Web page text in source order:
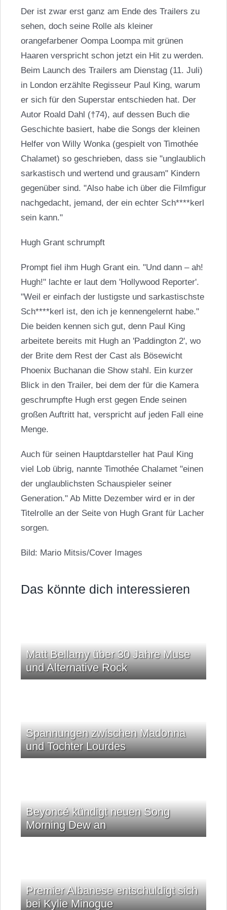
Der ist zwar erst ganz am Ende des Trailers zu
sehen, doch seine Rolle als kleiner
orangefarbener Oompa Loompa mit grünen
Haaren verspricht schon jetzt ein Hit zu werden.
Beim Launch des Trailers am Dienstag (11. Juli)
in London erzählte Regisseur Paul King, warum
er sich für den Superstar entschieden hat. Der
Autor Roald Dahl (†74), auf dessen Buch die
Geschichte basiert, habe die Songs der kleinen
Helfer von Willy Wonka (gespielt von Timothée
Chalamet) so geschrieben, dass sie "unglaublich
sarkastisch und wertend und grausam" Kindern
gegenüber sind. "Also habe ich über die Filmfigur
nachgedacht, jemand, der ein echter Sch****kerl
sein kann."
Hugh Grantschrumpft
Prompt fiel ihm Hugh Grantein. "Und dann – ah!
Hugh!" lachte er laut dem 'Hollywood Reporter'.
"Weil er einfach der lustigste und sarkastischste
Sch****kerl ist, den ich je kennengelernt habe."
Die beiden kennen sich gut, denn Paul King
arbeitete bereits mit Hugh an 'Paddington 2', wo
der Brite dem Rest der Cast als Bösewicht
Phoenix Buchanan die Show stahl. Ein kurzer
Blick in den Trailer, bei dem der für die Kamera
geschrumpfte Hugh erst gegen Ende seinen
großen Auftritt hat, verspricht auf jeden Fall eine
Menge.
Auch für seinen Hauptdarsteller hat Paul King
viel Lob übrig, nannte Timothée Chalamet "einen
der unglaublichsten Schauspieler seiner
Generation." Ab Mitte Dezember wird er in der
Titelrolle an der Seite von Hugh Grant für Lacher
sorgen.
Bild: Mario Mitsis/Cover Images
Das könnte dich interessieren
Matt Bellamy über 30 Jahre Muse
und Alternative Rock
Spannungen zwischen Madonna
und Tochter Lourdes
Beyoncé kündigt neuen Song
Morning Dew an
Premier Albanese entschuldigt sich
bei Kylie Minogue